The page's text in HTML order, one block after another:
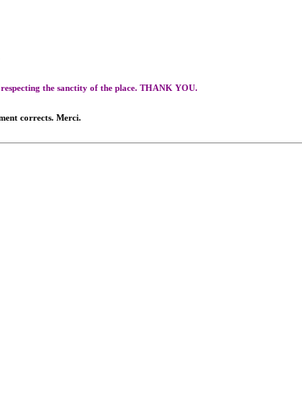
the sanctity of the place. THANK YOU.
corrects. Merci.